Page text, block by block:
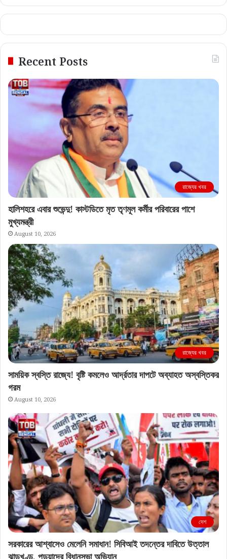
Recent Posts
রাজ্যের খবর
হালিশহরে এবার শুভেন্দু! কাস্টডিতে মৃত তৃণমূল কর্মীর পরিবারের পাশে
মুখ্যমন্ত্রী
August 10, 2026
রাজ্যের খবর
সাময়িক স্বস্তি রাজ্যে! বৃষ্টি কমলেও আর্দ্রতার দাপটে অব্যাহত অস্বস্তিকর
গরম
August 10, 2026
দেশ
সরকারের আশ্বাসেও মেলেনি সমাধান! সিবিআই তদন্তের দাবিতে উত্তাল
ঝাড়খণ্ড, পড়ুয়াদের বিধানসভা অভিযান